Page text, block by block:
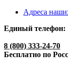
Адреса
Единый телефон:
8 (800) 333-24-70
Бесплатно по